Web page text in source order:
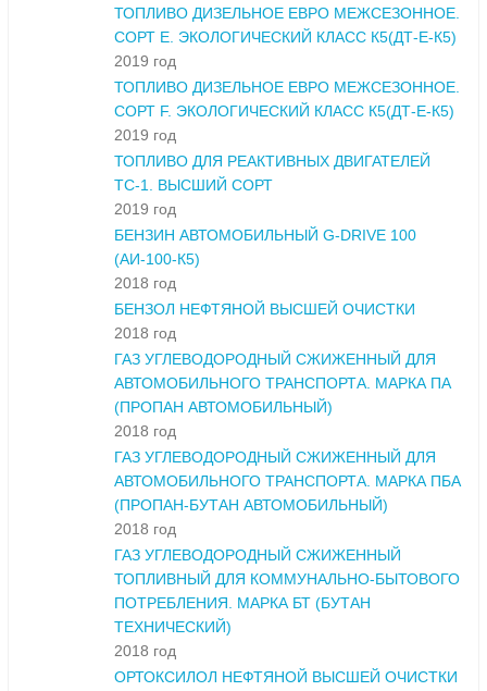
ТОПЛИВО ДИЗЕЛЬНОЕ ЕВРО МЕЖСЕЗОННОЕ.
СОРТ Е. ЭКОЛОГИЧЕСКИЙ КЛАСС К5(ДТ-Е-К5)
2019 год
ТОПЛИВО ДИЗЕЛЬНОЕ ЕВРО МЕЖСЕЗОННОЕ.
СОРТ F. ЭКОЛОГИЧЕСКИЙ КЛАСС К5(ДТ-Е-К5)
2019 год
ТОПЛИВО ДЛЯ РЕАКТИВНЫХ ДВИГАТЕЛЕЙ
ТС-1. ВЫСШИЙ СОРТ
2019 год
БЕНЗИН АВТОМОБИЛЬНЫЙ G-DRIVE 100
(АИ-100-К5)
2018 год
БЕНЗОЛ НЕФТЯНОЙ ВЫСШЕЙ ОЧИСТКИ
2018 год
ГАЗ УГЛЕВОДОРОДНЫЙ СЖИЖЕННЫЙ ДЛЯ
АВТОМОБИЛЬНОГО ТРАНСПОРТА. МАРКА ПА
(ПРОПАН АВТОМОБИЛЬНЫЙ)
2018 год
ГАЗ УГЛЕВОДОРОДНЫЙ СЖИЖЕННЫЙ ДЛЯ
АВТОМОБИЛЬНОГО ТРАНСПОРТА. МАРКА ПБА
(ПРОПАН-БУТАН АВТОМОБИЛЬНЫЙ)
2018 год
ГАЗ УГЛЕВОДОРОДНЫЙ СЖИЖЕННЫЙ
ТОПЛИВНЫЙ ДЛЯ КОММУНАЛЬНО-БЫТОВОГО
ПОТРЕБЛЕНИЯ. МАРКА БТ (БУТАН
ТЕХНИЧЕСКИЙ)
2018 год
ОРТОКСИЛОЛ НЕФТЯНОЙ ВЫСШЕЙ ОЧИСТКИ